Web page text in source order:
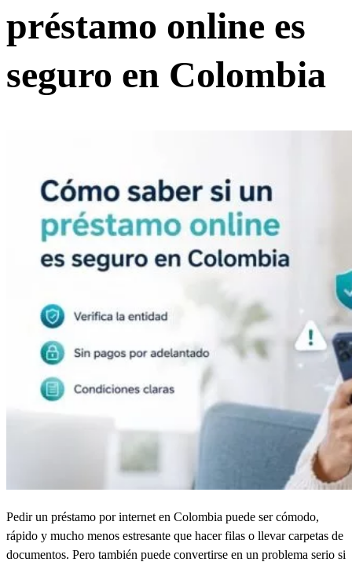
préstamo online es
seguro en Colombia
Pedir un préstamo por internet en Colombia puede ser cómodo,
rápido y mucho menos estresante que hacer filas o llevar carpetas de
documentos. Pero también puede convertirse en un problema serio si